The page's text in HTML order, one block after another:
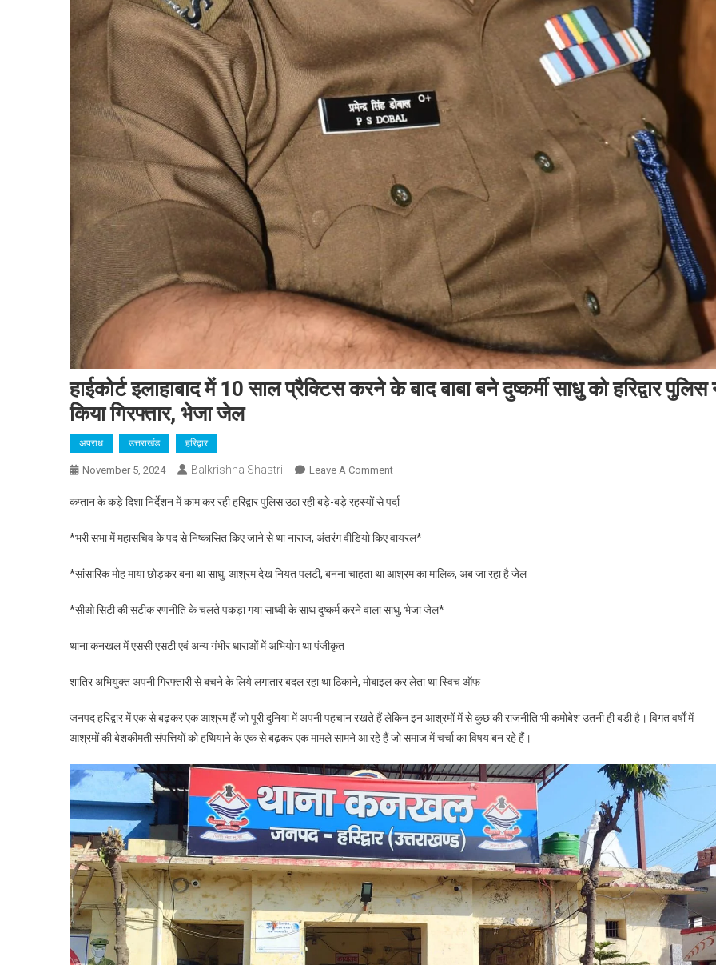
हाईकोर्ट इलाहाबाद में 10 साल प्रैक्टिस करने के बाद बाबा बने दुष्कर्मी साधु को हरिद्वार पुलिस
किया गिरफ्तार, भेजा जेल
अपराध उत्तराखंड हरिद्वार
November 5, 2024 Balkrishna Shastri Leave A CommentOn
इलाहाबाद
10
प्रैक्टिस
के
साधु
हरिद्वार
पुलिस
ने
किया
गिरफ्तार,
भेजा
जेल
कप्तान के कड़े दिशा निर्देशन में काम कर रही हरिद्वार पुलिस उठा रही बड़े-बड़े रहस्यों से पर्दा
*भरी सभा में महासचिव के पद से निष्कासित किए जाने से था नाराज, अंतरंग वीडियो किए वायरल*
*सांसारिक मोह माया छोड़कर बना था साधु, आश्रम देख नियत पलटी, बनना चाहता था आश्रम का मालिक, अब जा रहा है जेल
*सीओ सिटी की सटीक रणनीति के चलते पकड़ा गया साध्वी के साथ दुष्कर्म करने वाला साधु, भेजा जेल*
थाना कनखल में एससी एसटी एवं अन्य गंभीर धाराओं में अभियोग था पंजीकृत
शातिर अभियुक्त अपनी गिरफ्तारी से बचने के लिये लगातार बदल रहा था ठिकाने, मोबाइल कर लेता था स्विच ऑफ
जनपद हरिद्वार में एक से बढ़कर एक आश्रम हैं जो पूरी दुनिया में अपनी पहचान रखते हैं लेकिन इन आश्रमों में से कुछ की राजनीति भी कमोबेश उतनी ही बड़ी है। विगत वर्षों में
आश्रमों की बेशकीमती संपत्तियों को हथियाने के एक से बढ़कर एक मामले सामने आ रहे हैं जो समाज में चर्चा का विषय बन रहे हैं।